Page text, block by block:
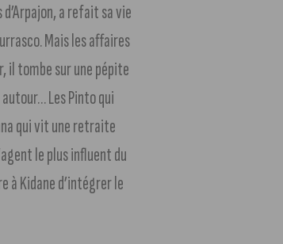
a refait sa vie
Mais les affaires
il tombe sur une pépite
Les Pinto qui
qui vit une retraite
le plus influent du
à Kidane d’intégrer le